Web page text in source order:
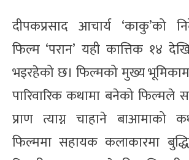
दीपकप्रसाद आचार्य ‘काकु’को
फिल्म ‘परान’ यही कात्तिक १४
भइरहेको छ। फिल्मको मुख्य
पारिवारिक कथामा बनेको फिल्मले
प्राण त्याग्न चाहाने बाआमाको
फिल्ममा सहायक कलाकारमा